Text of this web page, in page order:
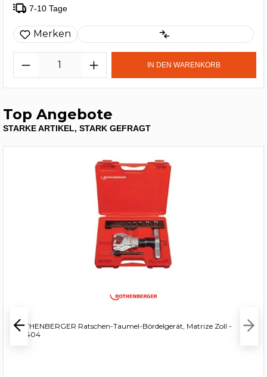
7-10 Tage
Merken
IN DEN WARENKORB
Top Angebote
STARKE ARTIKEL, STARK GEFRAGT
ROTHENBERGER Ratschen-Taumel-Bördelgerät, Matrize Zoll -
222404